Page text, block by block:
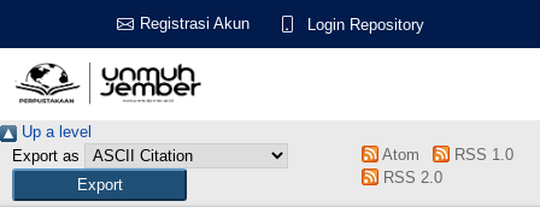
Registrasi Akun Login Repository
Up a level
Export as
Atom
RSS 1.0
RSS 2.0